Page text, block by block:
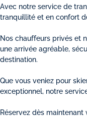
Avec notre service de
tranquillité et en confort
Nos chauffeurs privés et
une arrivée agréable,
destination.
Que vous veniez pour
exceptionnel, notre
Réservez dès